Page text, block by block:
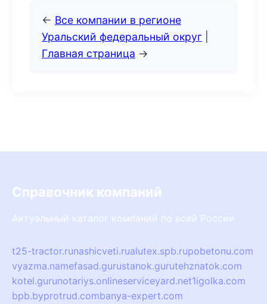
← Все компании в регионе
Уральский федеральный округ
Главная страница →
Справочник компаний
Актуальный каталог компаний по всей России
t25-tractor.runashicveti.rualutex.spb.rupobetonu.com
vyazma.namefasad.gurustanok.gurutehznatok.com
kotel.gurunotariys.onlineserviceyard.net1igolka.com
bpb.byprotrud.combanya-expert.com